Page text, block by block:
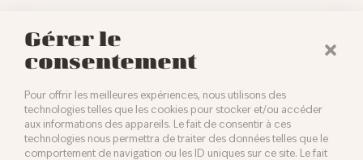
Gérer le
consentement
Pour offrir les meilleures expériences, nous utilisons des
technologies telles que les cookies pour stocker et/ou accéder
aux informations des appareils. Le fait de consentir à ces
technologies nous permettra de traiter des données telles que le
comportement de navigation ou les ID uniques sur ce site. Le fait